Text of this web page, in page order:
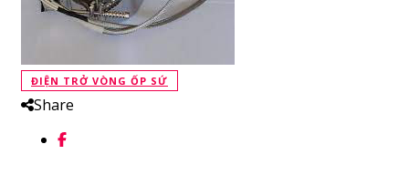
ĐIỆN TRỞ VÒNG ỐP SỨ
Share